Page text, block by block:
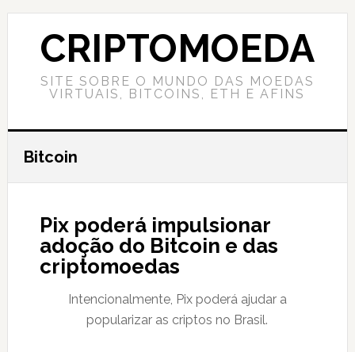
Skip
content
Skip
primary
Skip
CRIPTOMOEDA
SITE SOBRE O MUNDO DAS MOEDAS
VIRTUAIS, BITCOINS, ETH E AFINS
Bitcoin
Pix poderá impulsionar
adoção do Bitcoin e das
criptomoedas
Intencionalmente, Pix poderá ajudar a
popularizar as criptos no Brasil.